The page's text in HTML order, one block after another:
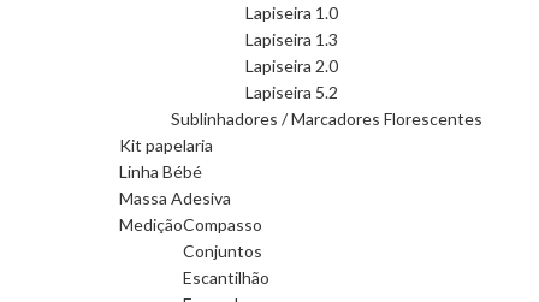
Lapiseira 1.0
Lapiseira 1.3
Lapiseira 2.0
Lapiseira 5.2
Sublinhadores / Marcadores Florescentes
Kit papelaria
Linha Bébé
Massa Adesiva
MediçãoCompasso
Conjuntos
Escantilhão